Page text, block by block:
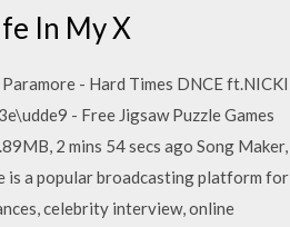
In My X
- Hard Times DNCE ft.NICKI
- Free Jigsaw Puzzle Games
2 mins 54 secs ago Song Maker,
is a popular broadcasting platform for
celebrity interview, online